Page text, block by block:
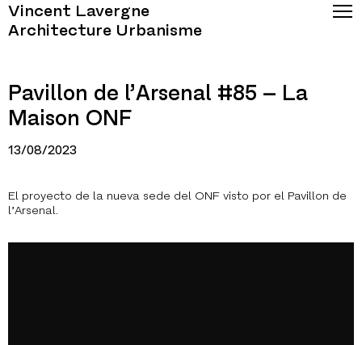
Vincent Lavergne
Architecture Urbanisme
Pavillon de l’Arsenal #85 – La
Maison ONF
13/08/2023
El proyecto de la nueva sede del ONF visto por el Pavillon de
l’Arsenal.